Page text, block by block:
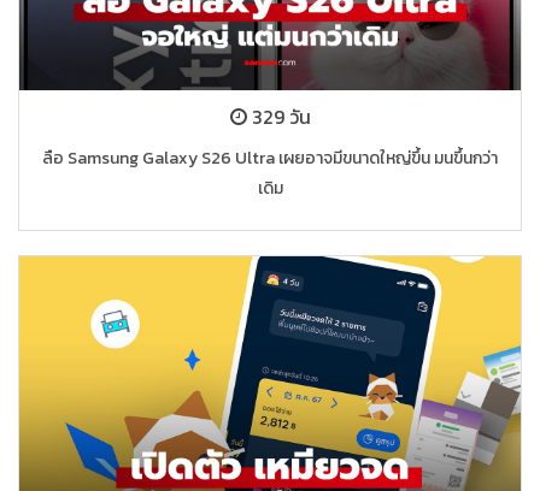
329 วัน
ลือ Samsung Galaxy S26 Ultra เผยอาจมีขนาดใหญ่ขึ้น มนขึ้นกว่า
เดิม